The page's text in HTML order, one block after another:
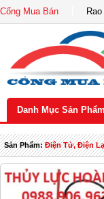
Cổng Mua Bán
Danh Mục Sản Phẩm
Sản Phẩm:Điện Tử, Điện